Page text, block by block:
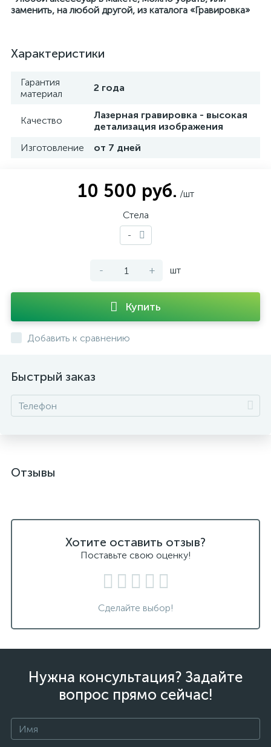
заменить, на любой другой, из каталога «Гравировка»
Характеристики
Гарантия
материал
2 года
Качество
Лазерная гравировка - высокая
детализация изображения
Изготовление
от 7 дней
10 500 руб. /шт
Стела
-
- + шт
Купить
Добавить к сравнению
Быстрый заказ
Отзывы
Хотите оставить отзыв?
Поставьте свою оценку!
Сделайте выбор!
Нужна консультация? Задайте
вопрос прямо сейчас!